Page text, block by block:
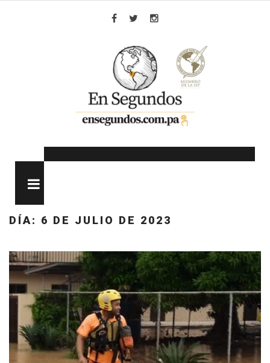
DÍA: 6 DE JULIO DE 2023